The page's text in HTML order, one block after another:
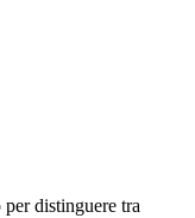
distinguere tra